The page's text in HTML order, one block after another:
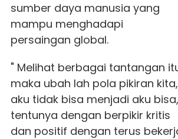
sumber daya manusia yang
mampu menghadapi
persaingan global.
" Melihat berbagai tantangan
maka ubah lah pola pikiran kita,
aku tidak bisa menjadi aku bisa,
tentunya dengan berpikir kritis
dan positif dengan terus